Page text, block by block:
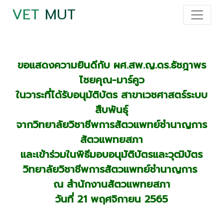
VET MUT
ขอแสดงความยินดีกับ ผศ.สพ.ญ.ดร.ธัชฎาพร
ไชยคุณ-มาร์คูว
ในวาระที่ได้รับอนุมัติบัตร สาขาเวชศาสตร์ระบบ
สืบพันธุ์
จากวิทยาลัยวิชาชีพการสัตวแพทย์ชำนาญการ
สัตวแพทยสภา
และเข้าร่วมในพิธีมอบอนุมัติบัตรและวุฒิบัตร
วิทยาลัยวิชาชีพการสัตวแพทย์ชำนาญการ
ณ สำนักงานสัตวแพทยสภา
วันที่ 21 พฤศจิกายน 2565